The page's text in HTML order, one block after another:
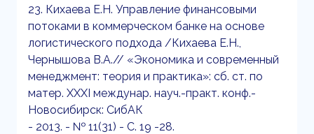
23. Кихаева Е.Н. Управление финансовыми
потоками в коммерческом банке на основе
логистического подхода /Кихаева Е.Н.,
Чернышова В.А.// «Экономика и современный
менеджмент: теория и практика»: сб. ст. по
матер. XXXI междунар. науч.-практ. конф.-
Новосибирск: СибАК
- 2013. - № 11(31) - С. 19 -28.